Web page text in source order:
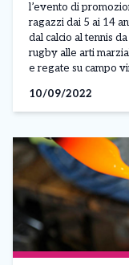
l’evento di
ragazzi dai 5 ai 14
dal calcio al tennis
rugby alle arti
e regate su campo
10/09/2022